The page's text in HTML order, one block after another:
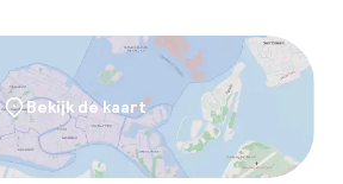
Bekijk de kaart